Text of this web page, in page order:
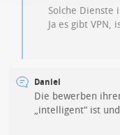
Solche Dienste
Ja es gibt VPN,
Daniel
Die bewerben
„intelligent“ ist